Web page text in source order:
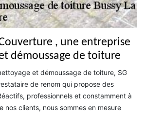
, une entreprise
démoussage de toiture
et démoussage de toiture, SG
de renom qui propose des
professionnels et constamment à
nos clients, nous sommes en mesure